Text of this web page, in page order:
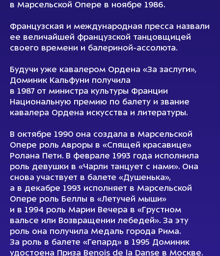
в Марсельской Опере в ноябре 1986.
Французская и международная пресса назвали
ее величайшей французской танцовщицей
своего времени и балериной-ассолюта.
Будучи уже кавалером Ордена «За заслуги»,
Доминик Кальфуни получила
в 1987 от министра культуры Франции
Национальную премию по балету и звание
кавалера Ордена искусства и литературы.
В октябре 1990 она создала в Марсельской
Опере роль Авроры в «Спящей красавице»
Ролана Пети. В феврале 1993 года исполнила
роль девушки в «Чарли танцует с нами». Она
снова участвует в балете «Душенька»,
а в декабре 1993 исполняет в Марсельской
Опере роль Беллы в «Летучей мыши»
и в 1994 роль Марии Вечера в «Грустном
вальсе или Возвращении лебедей». За эту
роль она получила Медаль города Рима.
За роль в балете «Гепард» в 1995 Доминик
удостоена Приза Benois de la Danse в Москве.